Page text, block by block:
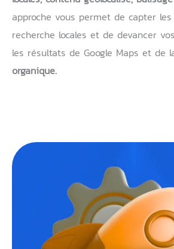
approche vous permet de capter
recherche locales et de devancer
les résultats de Google Maps et de
organique.